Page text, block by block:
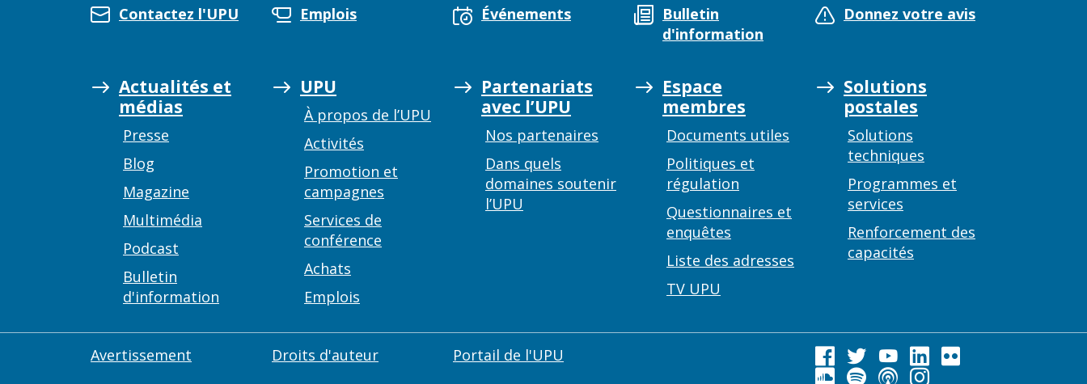
médias
avec l’UPU
postales
Contactez l'UPU Emplois Événements
Bulletin
d'information
Donnez votre avis
Actualités et
médias
Presse
Blog
Magazine
Multimédia
Podcast
Bulletin
d'information
UPU
À propos de l’UPU
Activités
Promotion et
campagnes
Services de
conférence
Achats
Emplois
Partenariats
avec l’UPU
Nos partenaires
Dans quels
domaines soutenir
l’UPU
Espace
membres
Documents utiles
Politiques et
régulation
Questionnaires et
enquêtes
Liste des adresses
TV UPU
Solutions
postales
Solutions
techniques
Programmes et
services
Renforcement des
capacités
Avertissement Droits d'auteur Portail de l'UPU